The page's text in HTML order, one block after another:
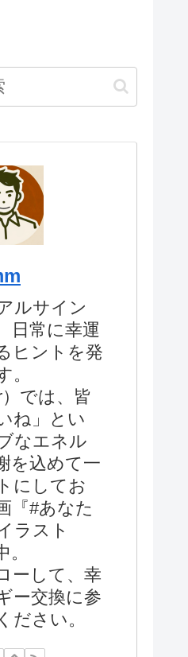
ルサイン
日常に幸運
ヒントを発
。
では、皆
ね」とい
なエネル
を込めて一
にしてお
『#あなた
ラスト
ーして、幸
ー交換に参
ださい。